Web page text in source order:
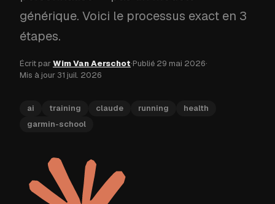
générique. Voici le processus exact en 3
étapes.
Écrit parWim Van Aerschot·Publié 29 mai 2026·
Mis à jour 31 juil. 2026
ai training claude running
health
garmin-school